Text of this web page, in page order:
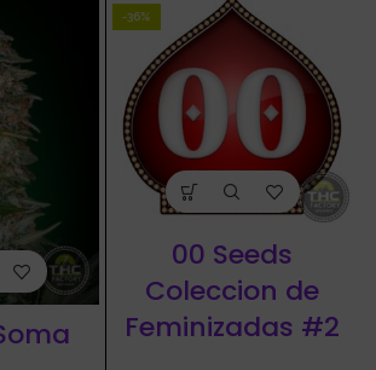
-36%
00 Seeds
Coleccion de
Feminizadas #2